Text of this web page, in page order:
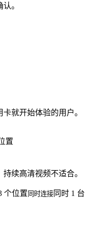
。
就开始体验的用户。
置
续高清视频不适合。
个位置 同时连接 同时 1 台